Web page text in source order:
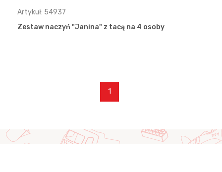
Artykuł: 54937
Zestaw naczyń "Janina" z tacą na 4 osoby
1